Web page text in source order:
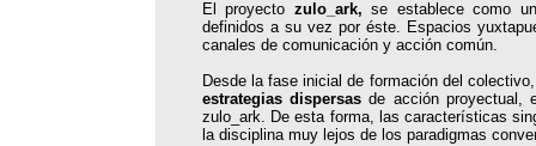
El proyecto zulo_ark, se establece como
definidos a su vez por éste. Espacios
canales de comunicación y acción común.
Desde la fase inicial de formación del
estrategias dispersasde acción proyectual,
zulo_ark. De esta forma, las características
la disciplina muy lejos de los paradigmas